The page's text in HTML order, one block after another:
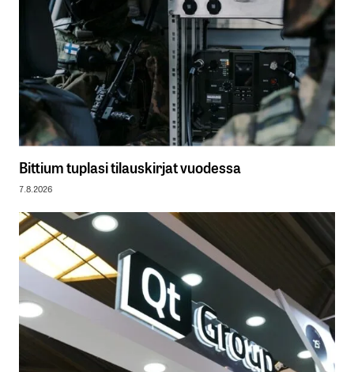
Bittium tuplasi tilauskirjat vuodessa
7.8.2026